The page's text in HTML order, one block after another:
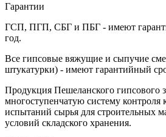
Гарантии
ГСП, ПГП, СБГ и ПБГ - имеют
год.
Все гипсовые вяжущие и сыпучие
штукатурки) - имеют гарантийный
Продукция Пешеланского гипсового
многоступенчатую систему контроля
испытаний сырья для строительных
условий складского хранения.